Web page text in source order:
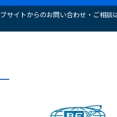
サイトからのお問い合わせ・ご相談